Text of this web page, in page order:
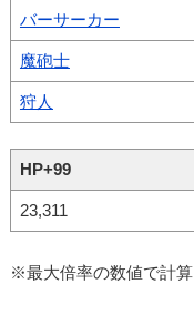
バーサーカー
魔砲士
狩人
HP+99
23,311
※最大倍率の数値で計算